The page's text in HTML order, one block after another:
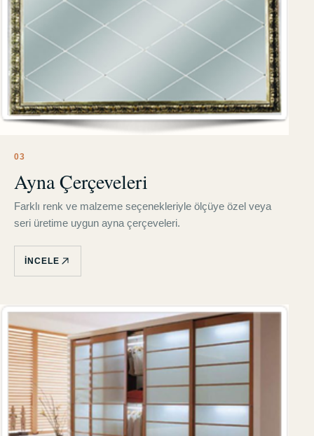
03
Ayna Çerçeveleri
Farklı renk ve malzeme seçenekleriyle ölçüye özel veya
seri üretime uygun ayna çerçeveleri.
İNCELE